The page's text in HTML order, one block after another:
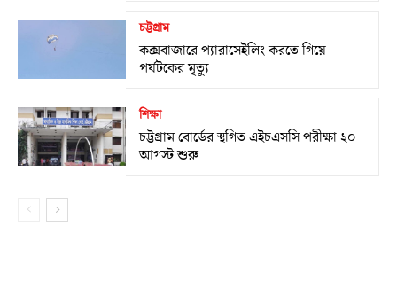
চট্টগ্রাম
কক্সবাজারে প্যারাসেইলিং করতে গিয়ে
পর্যটকের মৃত্যু
শিক্ষা
চট্টগ্রাম বোর্ডের স্থগিত এইচএসসি পরীক্ষা ২০
আগস্ট শুরু